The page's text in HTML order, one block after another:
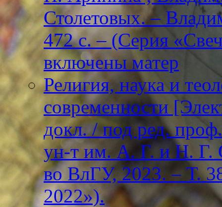
Столетовых. –
472 с. – (Серия
включены матер
Религия, наука и
современности
докл. / под ред.
ун-т им. А. Г. и Н. Г.
во ВлГУ, 2023. – Т.
2022»).